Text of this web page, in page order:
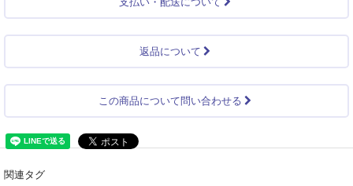
返品について
この商品について問い合わせる
関連タグ